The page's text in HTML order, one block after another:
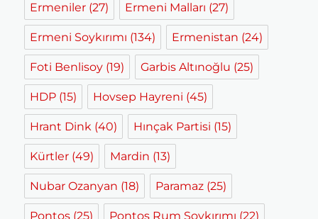
Ermeniler (27) Ermeni Malları (27)
Ermeni Soykırımı (134) Ermenistan (24)
Foti Benlisoy (19) Garbis Altınoğlu (25)
HDP (15) Hovsep Hayreni (45)
Hrant Dink (40) Hınçak Partisi (15)
Kürtler (49) Mardin (13)
Nubar Ozanyan (18) Paramaz (25)
Pontos (25) Pontos Rum Soykırımı (22)